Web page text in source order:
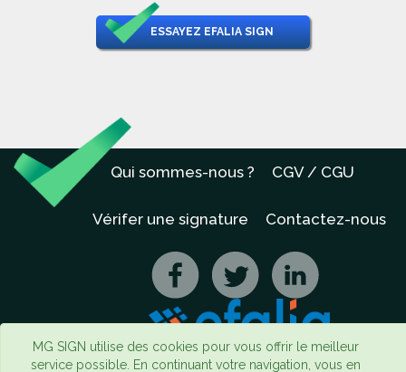
ESSAYEZ EFALIA SIGN
Qui sommes-nous ? CGV / CGU
Vérifer une signature Contactez-nous
MG SIGN utilise des cookies pour vous offrir le meilleur
service possible. En continuant votre navigation, vous en